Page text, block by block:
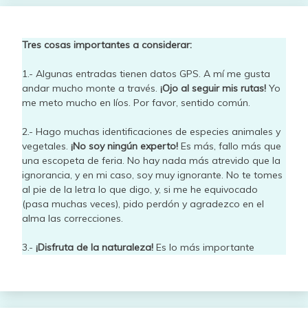
Tres cosas importantes a considerar:
1.- Algunas entradas tienen datos GPS. A mí me gusta
andar mucho monte a través. ¡Ojo al seguir mis rutas! Yo
me meto mucho en líos. Por favor, sentido común.
2.- Hago muchas identificaciones de especies animales y
vegetales. ¡No soy ningún experto! Es más, fallo más que
una escopeta de feria. No hay nada más atrevido que la
ignorancia, y en mi caso, soy muy ignorante. No te tomes
al pie de la letra lo que digo, y, si me he equivocado
(pasa muchas veces), pido perdón y agradezco en el
alma las correcciones.
3.- ¡Disfruta de la naturaleza! Es lo más importante